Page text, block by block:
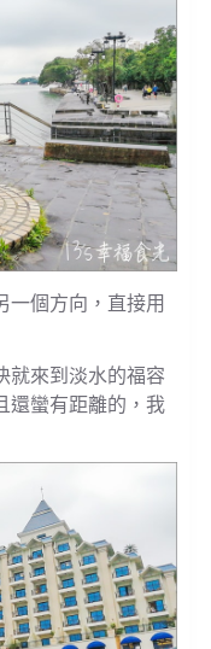
一個方向，直接用
就來到淡水的福容
還蠻有距離的，我